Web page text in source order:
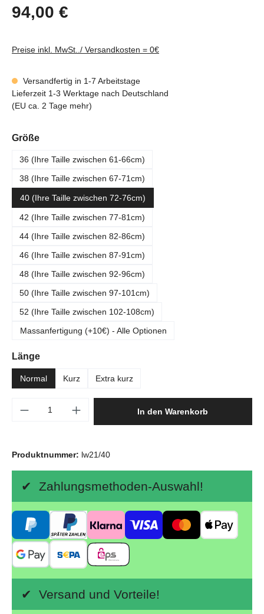
Regulärer Preis:
94,00 €
Preise inkl. MwSt../ Versandkosten = 0€
Versandfertig in 1-7 Arbeitstage
Lieferzeit 1-3 Werktage nach Deutschland
(EU ca. 2 Tage mehr)
Größeauswählen
36 (Ihre Taille zwischen 61-66cm)
38 (Ihre Taille zwischen 67-71cm)
40 (Ihre Taille zwischen 72-76cm)
42 (Ihre Taille zwischen 77-81cm)
44 (Ihre Taille zwischen 82-86cm)
46 (Ihre Taille zwischen 87-91cm)
48 (Ihre Taille zwischen 92-96cm)
50 (Ihre Taille zwischen 97-101cm)
52 (Ihre Taille zwischen 102-108cm)
Massanfertigung (+10€) - Alle Optionen
Längeauswählen
Normal Kurz Extra kurz
Produkt Anzahl: Gib den gewünschten
In den Warenkorb
Produktnummer: lw21/40
✔ Zahlungsmethoden-Auswahl!
✔ Versand und Vorteile!